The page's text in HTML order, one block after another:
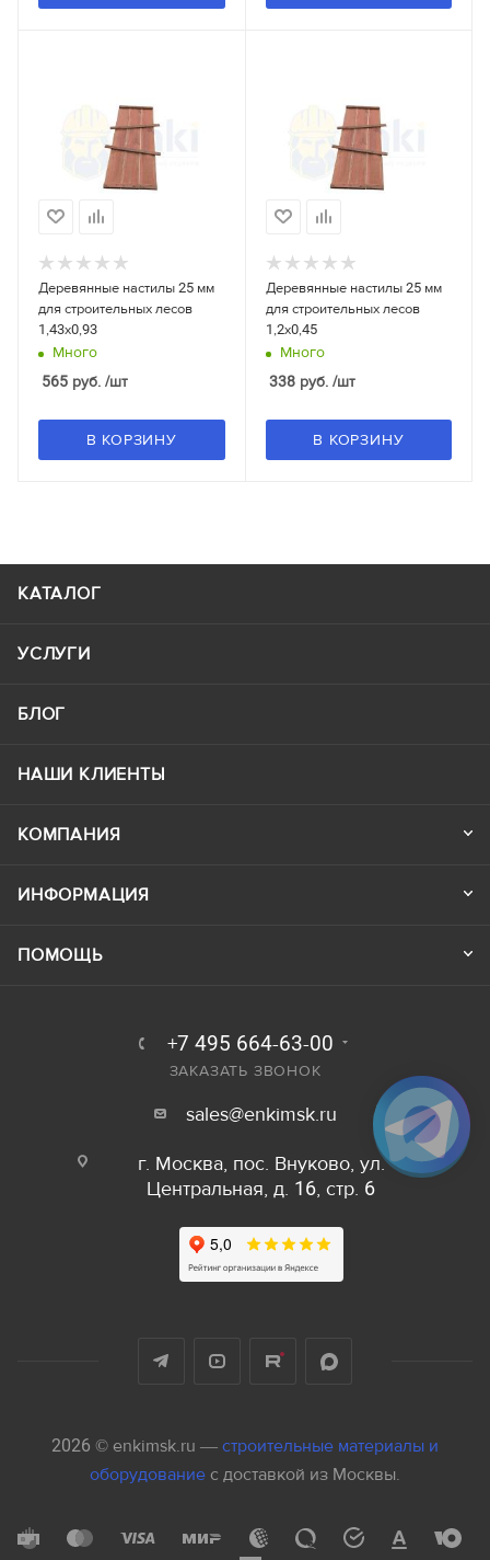
Деревянные настилы 25 мм
для строительных лесов
1,43x0,93
Много
565 руб. /шт
В КОРЗИНУ
Деревянные настилы 25 мм
для строительных лесов
1,2x0,45
Много
338руб. /шт
В КОРЗИНУ
КАТАЛОГ
УСЛУГИ
БЛОГ
НАШИ КЛИЕНТЫ
КОМПАНИЯ
ИНФОРМАЦИЯ
ПОМОЩЬ
+7 495 664-63-00
ЗАКАЗАТЬ ЗВОНОК
sales@enkimsk.ru
г. Москва, пос. Внуково, ул.
Центральная, д. 16, стр. 6
2026 © enkimsk.ru — строительные материалы и
оборудование с доставкой из Москвы.